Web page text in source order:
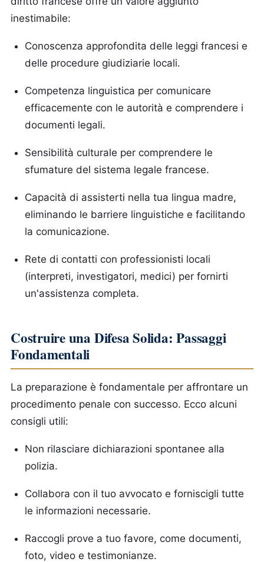
inestimabile:
Conoscenza approfondita delle leggi francesi e
delle procedure giudiziarie locali.
Competenza linguistica per comunicare
efficacemente con le autorità e comprendere i
documenti legali.
Sensibilità culturale per comprendere le
sfumature del sistema legale francese.
Capacità di assisterti nella tua lingua madre,
eliminando le barriere linguistiche e facilitando
la comunicazione.
Rete di contatti con professionisti locali
(interpreti, investigatori, medici) per fornirti
un'assistenza completa.
Costruire una Difesa Solida: Passaggi
Fondamentali
La preparazione è fondamentale per affrontare un
procedimento penale con successo. Ecco alcuni
consigli utili:
Non rilasciare dichiarazioni spontanee alla
polizia.
Collabora con il tuo avvocato e forniscigli tutte
le informazioni necessarie.
Raccogli prove a tuo favore, come documenti,
foto, video e testimonianze.